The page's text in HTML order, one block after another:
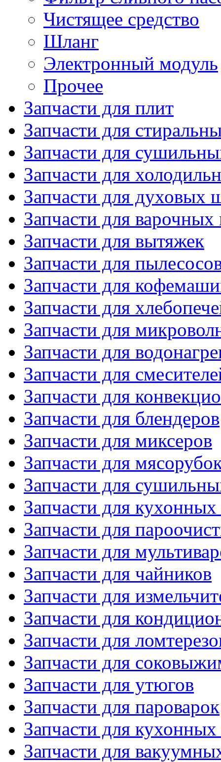
Чистящее средство
Шланг
Электронный модуль
Прочее
Запчасти для плит
Запчасти для
Запчасти для
Запчасти для
Запчасти для духовых
Запчасти для варочных
Запчасти для вытяжек
Запчасти для
Запчасти для
Запчасти для
Запчасти для
Запчасти для
Запчасти для
Запчасти для
Запчасти для блендеров
Запчасти для миксеров
Запчасти для
Запчасти для
Запчасти для
Запчасти для
Запчасти для
Запчасти для чайников
Запчасти для
Запчасти для
Запчасти для
Запчасти для
Запчасти для утюгов
Запчасти для пароварок
Запчасти для
Запчасти для